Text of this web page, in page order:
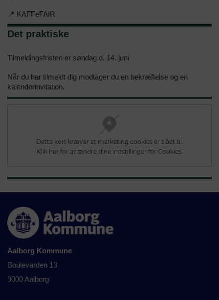
📍 KAFFeFAIR
Det praktiske
Tilmeldingsfristen er søndag d. 14. juni
Når du har tilmeldt dig modtager du en bekræftelse og en
kalenderinvitation.
Dette kort kræver at marketing cookies er slået til.
Klik her for at ændre dine indstillinger for Cookies.
Aalborg Kommune
Boulevarden 13
9000 Aalborg